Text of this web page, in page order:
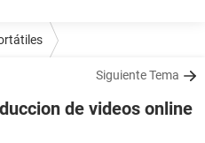
Siguiente Tema
de videos online